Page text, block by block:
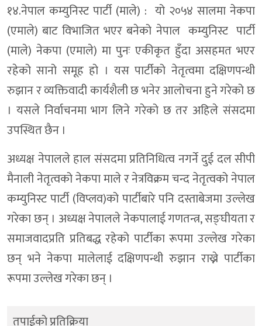
१४.नेपाल कम्युनिस्ट पार्टी (माले) : यो २०५४ सालमा नेकपा
(एमाले) बाट विभाजित भएर बनेको नेपाल कम्युनिस्ट पार्टी
(माले) नेकपा (एमाले) मा पुनः एकीकृत हुँदा असहमत भएर
रहेको सानो समूह हो । यस पार्टीको नेतृत्वमा दक्षिणपन्थी
रुझान र व्यक्तिवादी कार्यशैली छ भनेर आलोचना हुने गरेको छ
। यसले निर्वाचनमा भाग लिने गरेको छ तर अहिले संसदमा
उपस्थित छैन ।
अध्यक्ष नेपालले हाल संसदमा प्रतिनिधित्व नगर्ने दुई दल सीपी
मैनाली नेतृत्वको नेकपा माले र नेत्रविक्रम चन्द नेतृत्वको नेपाल
कम्युनिस्ट पार्टी (विप्लव)को पार्टीबारे पनि दस्ताबेजमा उल्लेख
गरेका छन् । अध्यक्ष नेपालले नेकपालाई गणतन्त्र, सङ्घीयता र
समाजवादप्रति प्रतिबद्ध रहेको पार्टीका रूपमा उल्लेख गरेका
छन् भने नेकपा मालेलाई दक्षिणपन्थी रुझान राख्ने पार्टीका
रूपमा उल्लेख गरेका छन् ।
तपाईको प्रतिक्रिया